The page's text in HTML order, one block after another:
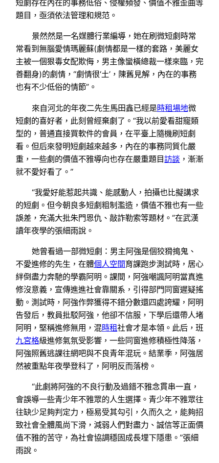
短劇存在內在的事務低俗、侵權頻發、價值不雅歪曲等
題目，亟須依法管理和規范。
景然然是一名媒體行業編導，她在刷微短劇時常
常看到無腦愛情瑪麗蘇(劇情都是一樣的套路，美麗女
主被一個狠毒女配欺侮，男主像蠻橫總裁一樣來臨，完
善翻身)的劇情，“劇情很‘土’，陳舊見解，內在的事務
也有不少低俗的情節”。
來自河北的年夜二先生馬田鑫已經是時租場地微
短劇的喜好者，此刻曾經棄劇了。“我以前愛看甜寵類
型的，普通直接買軟件的會員，在平臺上隨機刷短劇
看。但后來發明短劇越來越多，內在的事務同質化嚴
重，一些劇的價值不雅導向也存在嚴重題目訪談 ，漸漸
就不愛好看了。”
“我愛好能惹起共識、能感動人，拍攝也比擬講求
的短劇。但今朝良多短劇粗制濫造，價值不雅也有一些
誤差，充滿大批朱門恩仇、敲詐勒索等題材。”在武漢
讀年夜學的張細雨說。
她曾看過一部微短劇：男主阿強是個狡猾搗鬼、
不愛進修的先生，在體個人空間育課跑步測試時，居心
絆倒盡力奔馳的學霸阿明。課間，阿強嘲諷阿明當真進
修沒意義，宣傳進進社會靠關系，引得部門同窗遲疑搖
動。測試時，阿強作弊獲得不錯分數還四處誇耀，阿明
告發后，教員批駁阿強，他卻不信服，下學后還帶人堵
阿明，堅稱進修無用，混時租社會才是本領。此后，班
九宮格級進修氣氛受影響，一些同窗進修積極性降落，
阿強照舊逃課往網吧與不良青年混玩。結業季，阿強居
然被重點年夜學登科了，阿明反而落榜。
“此劇將阿強的不良行動及過錯不雅念貫串一直，
會誤導一些青少年不雅眾的人生選擇。青少年不雅眾往
往缺少足夠判定力，極易受其勾引，久而久之，能夠招
致社會全體風尚下滑，減弱人們對盡力、誠信等正面價
值不雅的苦守，為社會協調穩固成長埋下隱患。”張細
雨說。